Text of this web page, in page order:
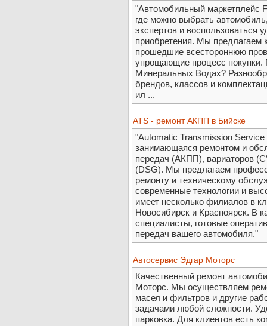
"Автомобильный маркетплейс
где можно выбрать
экспертов и воспользоваться
приобретения. Мы предлагаем
прошедшие всестороннюю
упрощающие процесс покупки.
Минеральных Водах?
брендов, классов и
ил ...
ATS - ремонт АКПП в Бийске
"Automatic Transmission
занимающаяся ремонтом и
передач (АКПП), вариаторов
(DSG). Мы предлагаем
ремонту и техническому
современные технологии и
имеет несколько филиалов в
Новосибирск и Красноярск. В
специалисты, готовые
передач вашего автомобиля."
Автосервис Эдгар Моторс
Качественный ремонт
Моторс. Мы осуществляем
масел и фильтров и другие
задачами любой сложности.
парковка. Для клиентов есть